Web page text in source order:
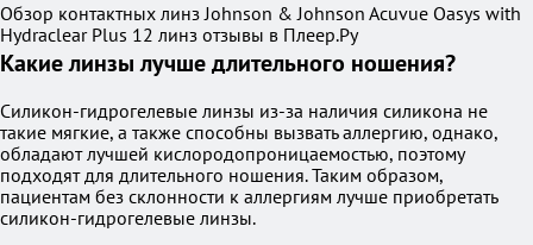
Обзор контактных линз Johnson & Johnson Acuvue Oasys with
Hydraclear Plus 12 линз отзывы в Плеер.Ру
Какие линзы лучше длительного ношения?
Силикон-гидрогелевые линзы из-за наличия силикона не
такие мягкие, а также способны вызвать аллергию, однако,
обладают лучшей кислородопроницаемостью, поэтому
подходят для длительного ношения. Таким образом,
пациентам без склонности к аллергиям лучше приобретать
силикон-гидрогелевые линзы.